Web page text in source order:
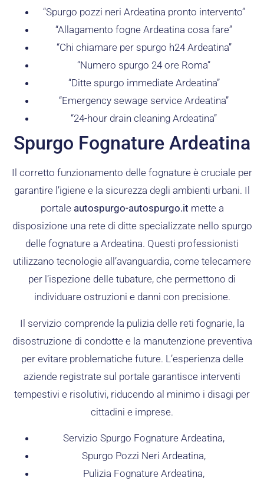
“Spurgo pozzi neri Ardeatina pronto intervento”
“Allagamento fogne Ardeatina cosa fare”
“Chi chiamare per spurgo h24 Ardeatina”
“Numero spurgo 24 ore Roma”
“Ditte spurgo immediate Ardeatina”
“Emergency sewage service Ardeatina”
“24-hour drain cleaning Ardeatina”
Spurgo Fognature Ardeatina
Il corretto funzionamento delle fognature è cruciale per
garantire l’igiene e la sicurezza degli ambienti urbani. Il
portale autospurgo-autospurgo.it mette a
disposizione una rete di ditte specializzate nello spurgo
delle fognature a Ardeatina. Questi professionisti
utilizzano tecnologie all’avanguardia, come telecamere
per l’ispezione delle tubature, che permettono di
individuare ostruzioni e danni con precisione.
Il servizio comprende la pulizia delle reti fognarie, la
disostruzione di condotte e la manutenzione preventiva
per evitare problematiche future. L’esperienza delle
aziende registrate sul portale garantisce interventi
tempestivi e risolutivi, riducendo al minimo i disagi per
cittadini e imprese.
Servizio Spurgo Fognature Ardeatina,
Spurgo Pozzi Neri Ardeatina,
Pulizia Fognature Ardeatina,